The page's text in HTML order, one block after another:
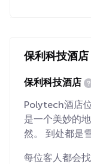
保利科技酒
保利科技酒店
Polytech酒店
是一个美妙的
然。 到处都是
每位客人都会